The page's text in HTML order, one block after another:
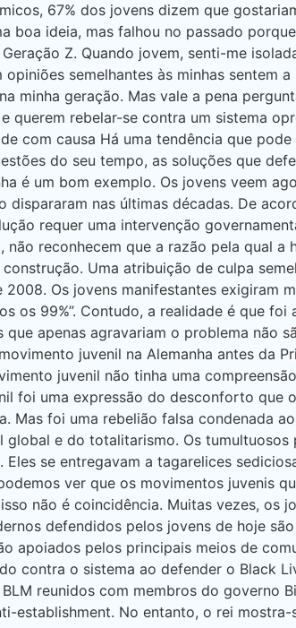
67% dos jovens dizem que
boa ideia, mas falhou no passado
Z. Quando jovem, senti-me
semelhantes às minhas sentem a
minha geração. Mas vale a pena
querem rebelar-se contra um sistema
com causa Há uma tendência que pode
do seu tempo, as soluções que
é um bom exemplo. Os jovens veem
nas últimas décadas. De
requer uma intervenção
reconhecem que a razão pela qual a
Uma atribuição de culpa
Os jovens manifestantes exigiram
os 99%”. Contudo, a realidade é que foi
apenas agravariam o problema não
juvenil na Alemanha antes da
juvenil não tinha uma
uma expressão do desconforto que
Mas foi uma rebelião falsa condenada
e do totalitarismo. Os tumultuosos
se entregavam a tagarelices
ver que os movimentos juvenis
não é coincidência. Muitas vezes, os
defendidos pelos jovens de hoje
apoiados pelos principais meios de
contra o sistema ao defender o Black
reunidos com membros do governo
establishment. No entanto, o rei mostra-